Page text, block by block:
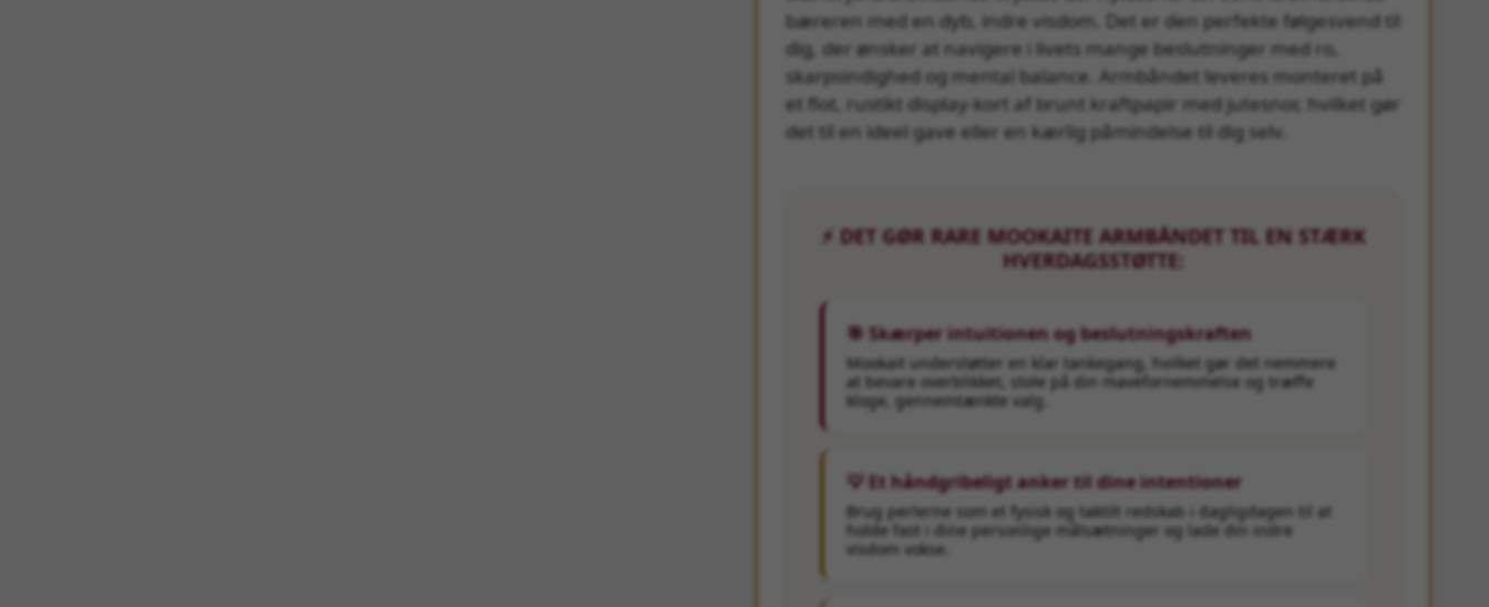
bæreren med en dyb, indre visdom. Det er den perfekte følgesvend til
dig, der ønsker at navigere i livets mange beslutninger med ro,
skarpsindighed og mental balance. Armbåndet leveres monteret på
et flot, rustikt display-kort af brunt kraftpapir med jutesnor, hvilket gør
det til en ideel gave eller en kærlig påmindelse til dig selv.
⚡ DET GØR RARE MOOKAITE ARMBÅNDET TIL EN STÆRK
HVERDAGSSTØTTE:
🎯 Skærper intuitionen og beslutningskraften
Mookait understøtter en klar tankegang, hvilket gør det nemmere
at bevare overblikket, stole på din mavefornemmelse og træffe
kloge, gennemtænkte valg.
💡 Et håndgribeligt anker til dine intentioner
Brug perlerne som et fysisk og taktilt redskab i dagligdagen til at
holde fast i dine personlige målsætninger og lade din indre
visdom vokse.